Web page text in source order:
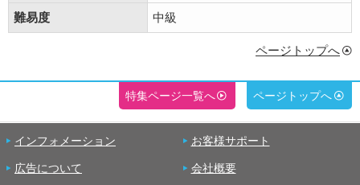
難易度 中級
ページトップへ
特集ページ一覧へ ページトップへ
インフォメーション お客様サポート
広告について 会社概要